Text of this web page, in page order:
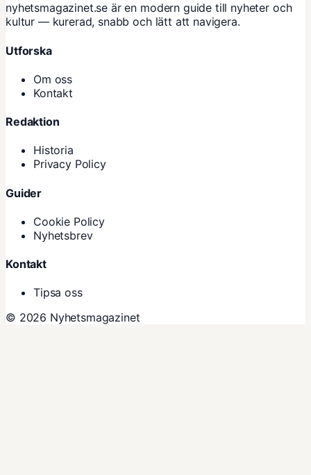
nyhetsmagazinet.se är en modern guide till nyheter och
kultur — kurerad, snabb och lätt att navigera.
Utforska
Om oss
Kontakt
Redaktion
Historia
Privacy Policy
Guider
Cookie Policy
Nyhetsbrev
Kontakt
Tipsa oss
© 2026 Nyhetsmagazinet